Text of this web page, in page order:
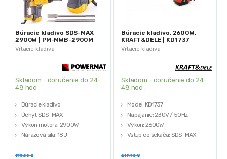
Vŕtacie kladivá
Búracie kladivo SDS-MAX
2900W | PM-MWB-2900M
Skladom - doručenie do 24-
48 hod
Búracie kladivo
Úchyt SDS-MAX
Výkon motora: 2900W
Nárazová sila: 18J
175,00€
Vŕtacie kladivá
Búracie kladivo, 2600W,
KRAFT&DELE | KD1737
Skladom - doručenie do 24-
48 hod .
Model: KD1737
Napájanie: 230V / 50Hz
Výkon: 2600W
Vstup do sekáča: SDS-MAX
249,90€